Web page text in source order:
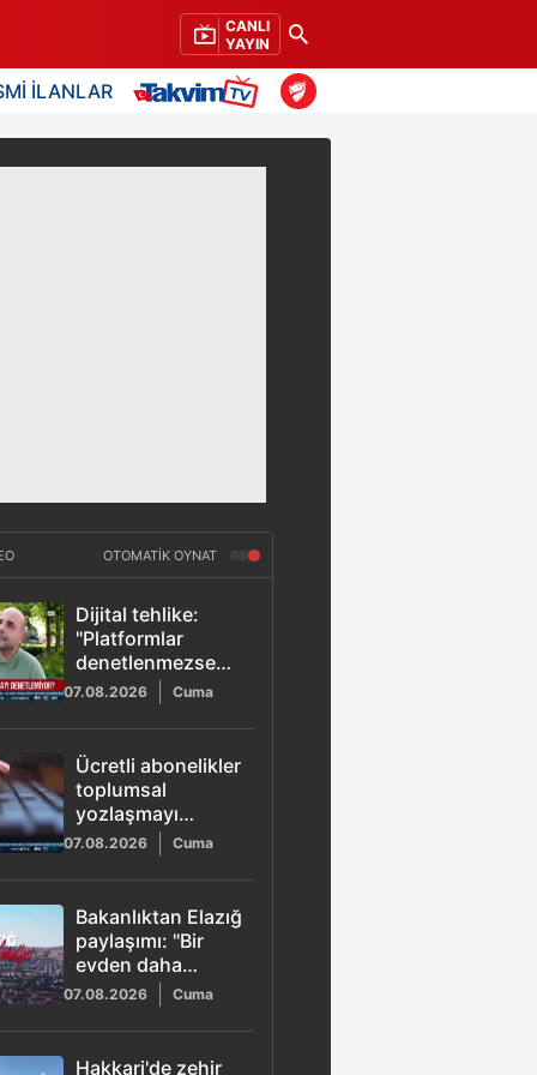
CANLI
YAYIN
İLANLAR
OTOMATİK OYNAT
Dijital tehlike:
"Platformlar
denetlenmezse
aile yapısı ve
toplum bozulur"
07.08.2026 Cuma
Ücretli abonelikler
toplumsal
yozlaşmayı
tetikliyor!
07.08.2026 Cuma
Bakanlıktan Elazığ
paylaşımı: "Bir
evden daha
fazlası"
07.08.2026 Cuma
Hakkari'de zehir